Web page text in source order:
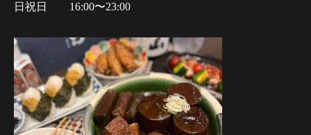
日祝日 16:00〜23:00